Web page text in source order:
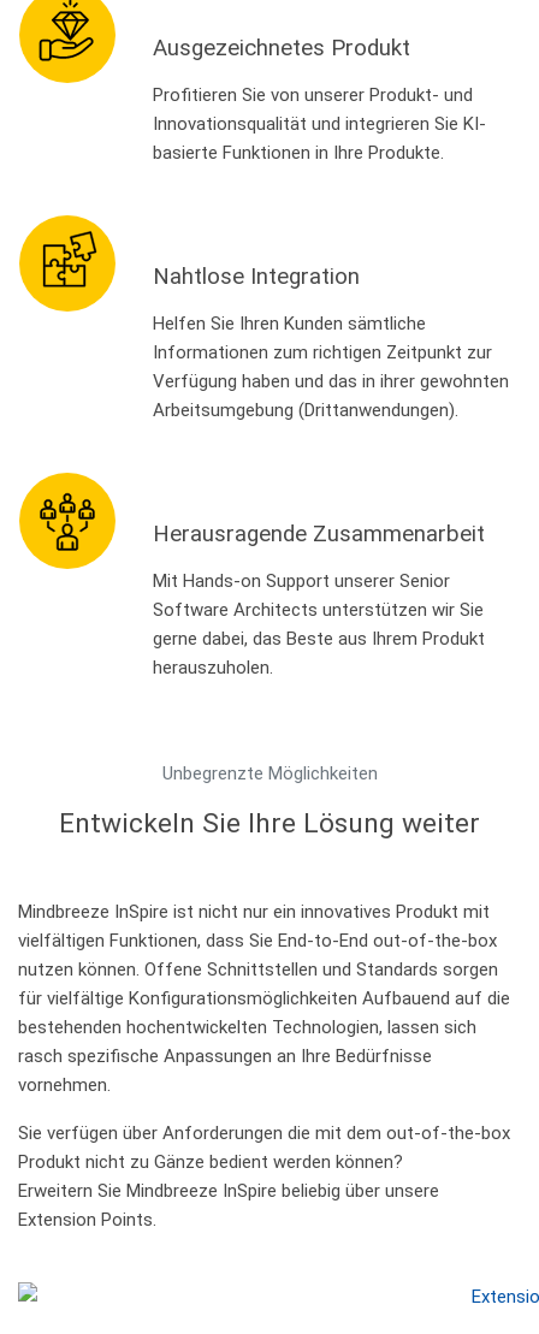
Ausgezeichnetes Produkt
Profitieren Sie von unserer Produkt- und
Innovationsqualität und integrieren Sie KI-
basierte Funktionen in Ihre Produkte.
Nahtlose Integration
Helfen Sie Ihren Kunden sämtliche
Informationen zum richtigen Zeitpunkt zur
Verfügung haben und das in ihrer gewohnten
Arbeitsumgebung (Drittanwendungen).
Herausragende Zusammenarbeit
Mit Hands-on Support unserer Senior
Software Architects unterstützen wir Sie
gerne dabei, das Beste aus Ihrem Produkt
herauszuholen.
Unbegrenzte Möglichkeiten
Entwickeln Sie Ihre Lösung weiter
Mindbreeze InSpire ist nicht nur ein innovatives Produkt mit
vielfältigen Funktionen, dass Sie End-to-End out-of-the-box
nutzen können. Offene Schnittstellen und Standards sorgen
für vielfältige Konfigurationsmöglichkeiten Aufbauend auf die
bestehenden hochentwickelten Technologien, lassen sich
rasch spezifische Anpassungen an Ihre Bedürfnisse
vornehmen.
Sie verfügen über Anforderungen die mit dem out-of-the-box
Produkt nicht zu Gänze bedient werden können?
Erweitern Sie Mindbreeze InSpire beliebig über unsere
Extension Points.